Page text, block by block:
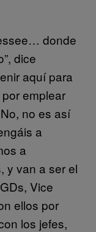
donde
dice
aquí para
emplear
no es así
a
a
y van a ser el
Vice
ellos por
los jefes,